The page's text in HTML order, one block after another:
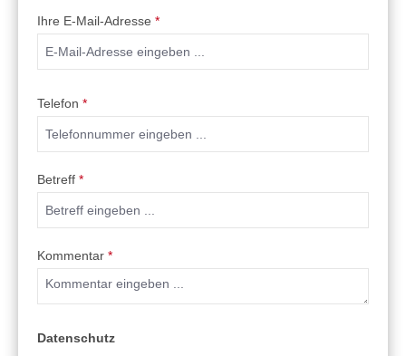
Ihre E-Mail-Adresse *
Telefon *
Betreff *
Kommentar *
Datenschutz